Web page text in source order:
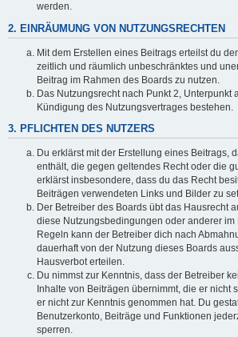
werden.
2. EINRÄUMUNG VON NUTZUNGSRECHTEN
Mit dem Erstellen eines Beitrags erteilst du
zeitlich und räumlich unbeschränktes und
Beitrag im Rahmen des Boards zu nutzen.
Das Nutzungsrecht nach Punkt 2, Unterpunkt
Kündigung des Nutzungsvertrages bestehen.
3. PFLICHTEN DES NUTZERS
Du erklärst mit der Erstellung eines Beitrags,
enthält, die gegen geltendes Recht oder die
erklärst insbesondere, dass du das Recht
Beiträgen verwendeten Links und Bilder zu
Der Betreiber des Boards übt das Hausrecht
diese Nutzungsbedingungen oder anderer im
Regeln kann der Betreiber dich nach
dauerhaft von der Nutzung dieses Boards
Hausverbot erteilen.
Du nimmst zur Kenntnis, dass der Betreiber
Inhalte von Beiträgen übernimmt, die er nicht
er nicht zur Kenntnis genommen hat. Du
Benutzerkonto, Beiträge und Funktionen
sperren.